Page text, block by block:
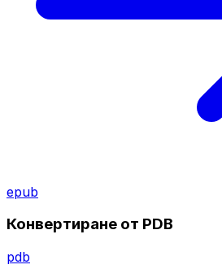
epub
Конвертиране от PDB
pdb